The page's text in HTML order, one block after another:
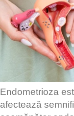
Endometrioza
afectează